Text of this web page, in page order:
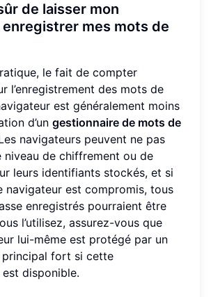
de laisser mon
mes mots de
le fait de compter
l’enregistrement des mots de
est généralement moins
d’un gestionnaire de mots de
navigateurs peuvent ne pas
niveau de chiffrement ou de
leurs identifiants stockés, et si
navigateur est compromis, tous
enregistrés pourraient être
l’utilisez, assurez-vous que
lui-même est protégé par un
principal fort si cette
disponible.